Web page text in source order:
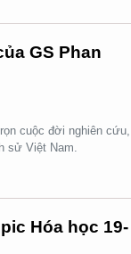
GS Phan
cuộc đời nghiên cứu,
sử Việt Nam.
Hóa học 19-